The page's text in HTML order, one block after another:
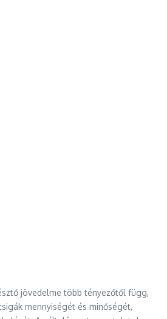
jövedelme több tényezőtől függ,
mennyiségét és minőségét,